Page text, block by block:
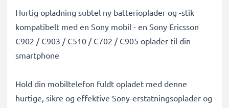
Hurtig opladning subtel ny batterioplader og -stik
kompatibelt med en Sony mobil - en Sony Ericsson
C902 / C903 / C510 / C702 / C905 oplader til din
smartphone
Hold din mobiltelefon fuldt opladet med denne
hurtige, sikre og effektive Sony-erstatningsoplader og